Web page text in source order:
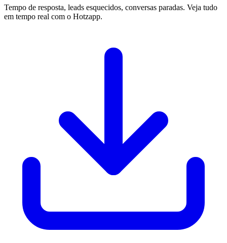
Tempo de resposta, leads esquecidos, conversas paradas. Veja tudo
em tempo real com o Hotzapp.